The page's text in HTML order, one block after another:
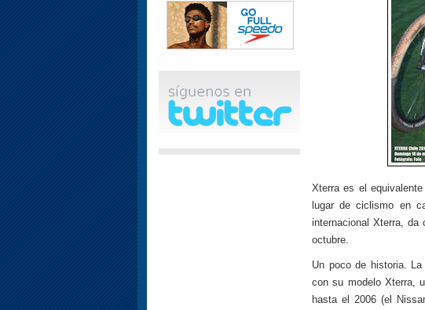
Xterra es el
lugar de ciclismo en
internacional Xterra,
octubre.
Un poco de historia.
con su modelo Xterra,
hasta el 2006 (el